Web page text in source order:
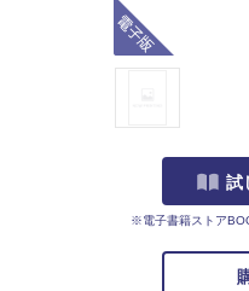
試
※電子書籍ストア